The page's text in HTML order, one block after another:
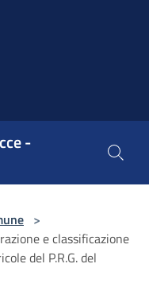
-
>
e classificazione
del P.R.G. del